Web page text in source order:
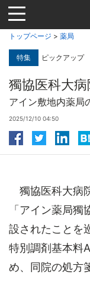
Jump
to
navigation
トップページ > 薬局
特集 ピックアップ
獨協医科大
アイン敷地内薬局
2025/12/10 04:50
獨協医科大病
「アイン薬局
設されたことを
特別調剤基本料
め、同院の処方